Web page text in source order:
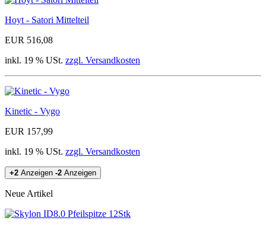
Hoyt - Satori Mittelteil
EUR 516,08
inkl. 19 % USt. zzgl. Versandkosten
Kinetic - Vygo
EUR 157,99
inkl. 19 % USt. zzgl. Versandkosten
+2 Anzeigen -2 Anzeigen
Neue Artikel